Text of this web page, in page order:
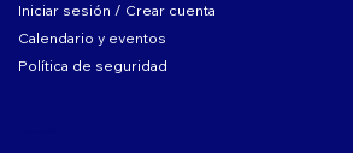
Iniciar sesión / Crear cuenta
Calendario y eventos
Política de seguridad